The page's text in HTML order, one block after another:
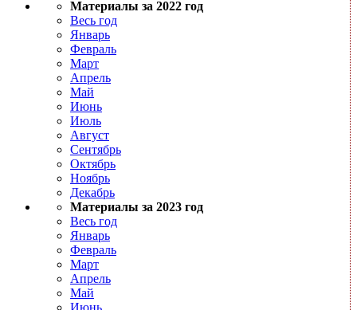
Материалы за 2022 год
Весь год
Январь
Февраль
Март
Апрель
Май
Июнь
Июль
Август
Сентябрь
Октябрь
Ноябрь
Декабрь
Материалы за 2023 год
Весь год
Январь
Февраль
Март
Апрель
Май
Июнь